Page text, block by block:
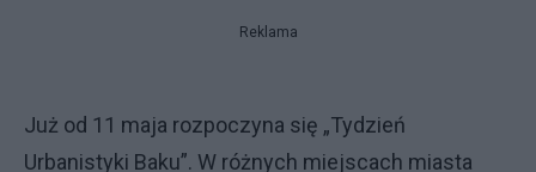
Reklama
Już od 11 maja rozpoczyna się „Tydzień
Urbanistyki Baku”. W różnych miejscach miasta